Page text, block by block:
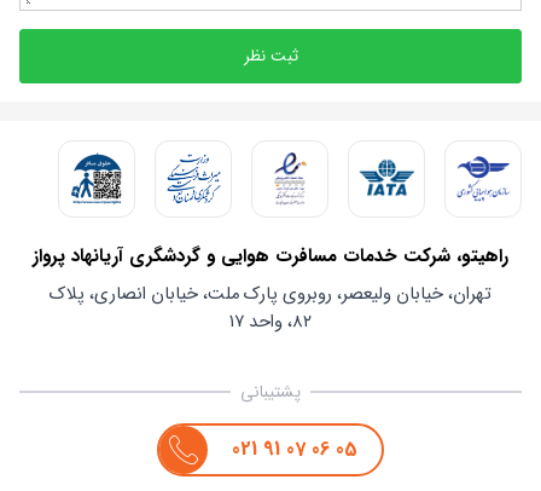
ثبت نظر
راهیتو، شرکت خدمات مسافرت هوایی و گردشگری آریانهاد پرواز
تهران، خیابان ولیعصر، روبروی پارک ملت، خیابان انصاری، پلاک
۸۲، واحد ۱۷
پشتیبانی
021 91 07 06 05